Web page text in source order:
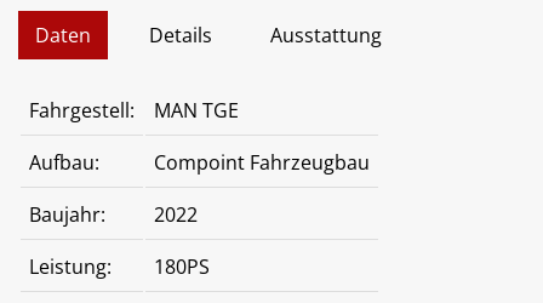
Daten Details Ausstattung
Fahrgestell:
MAN TGE
Aufbau:
Compoint Fahrzeugbau
Baujahr:
2022
Leistung:
180PS